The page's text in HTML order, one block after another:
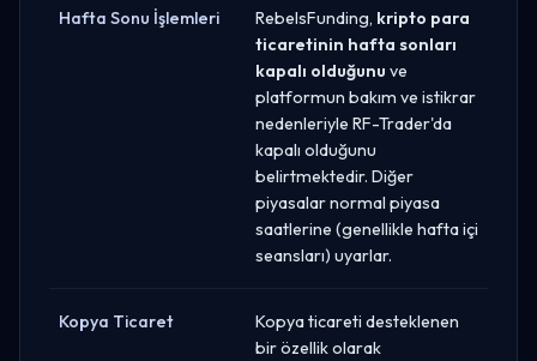
Hafta Sonu İşlemleri RebelsFunding, kripto para
ticaretinin hafta sonları
kapalı olduğunu ve
platformun bakım ve istikrar
nedenleriyle RF-Trader'da
kapalı olduğunu
belirtmektedir. Diğer
piyasalar normal piyasa
saatlerine (genellikle hafta içi
seansları) uyarlar.
Kopya Ticaret
Kopya ticareti desteklenen
bir özellik olarak